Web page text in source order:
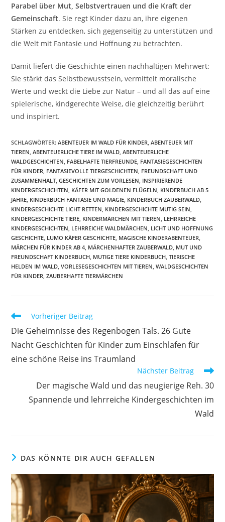
Parabel über Mut, Selbstvertrauen und die Kraft der
Gemeinschaft. Sie regt Kinder dazu an, ihre eigenen
Stärken zu entdecken, sich gegenseitig zu unterstützen und
die Welt mit Fantasie und Hoffnung zu betrachten.
Damit liefert die Geschichte einen nachhaltigen Mehrwert:
Sie stärkt das Selbstbewusstsein, vermittelt moralische
Werte und weckt die Liebe zur Natur – und all das auf eine
spielerische, kindgerechte Weise, die gleichzeitig berührt
und inspiriert.
SCHLAGWÖRTER:ABENTEUER IM WALD FÜR KINDER ABENTEUER MIT
TIEREN ABENTEUERLICHE TIERE IM WALD ABENTEUERLICHE
WALDGESCHICHTEN FABELHAFTE TIERFREUNDE FANTASIEGESCHICHTEN
FÜR KINDER FANTASIEVOLLE TIERGESCHICHTEN FREUNDSCHAFT UND
ZUSAMMENHALT GESCHICHTEN ZUM VORLESEN INSPIRIERENDE
KINDERGESCHICHTEN KÄFER MIT GOLDENEN FLÜGELN KINDERBUCH AB 5
JAHRE KINDERBUCH FANTASIE UND MAGIE KINDERBUCH ZAUBERWALD
KINDERGESCHICHTE LICHT RETTEN KINDERGESCHICHTE MUTIG SEIN
KINDERGESCHICHTE TIERE KINDERMÄRCHEN MIT TIEREN LEHRREICHE
KINDERGESCHICHTEN LEHRREICHE WALDMÄRCHEN LICHT UND HOFFNUNG
GESCHICHTE LUMO KÄFER GESCHICHTE MAGISCHE KINDERABENTEUER
MÄRCHEN FÜR KINDER AB 4 MÄRCHENHAFTER ZAUBERWALD MUT UND
FREUNDSCHAFT KINDERBUCH MUTIGE TIERE KINDERBUCH TIERISCHE
HELDEN IM WALD VORLESEGESCHICHTEN MIT TIEREN WALDGESCHICHTEN
FÜR KINDER ZAUBERHAFTE TIERMÄRCHEN
Weitere
ansehen
Vorheriger Beitrag
Die Geheimnisse des Regenbogen Tals. 26 Gute
Nacht Geschichten für Kinder zum Einschlafen für
eine schöne Reise ins Traumland
Nächster Beitrag
Der magische Wald und das neugierige Reh. 30
Spannende und lehrreiche Kindergeschichten im
Wald
DAS KÖNNTE DIR AUCH GEFALLEN